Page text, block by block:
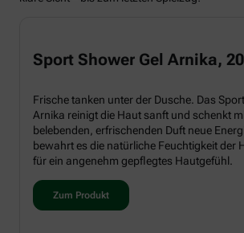
Sport Shower Gel Arnika,
Frische tanken unter der Dusche. Das
Arnika reinigt die Haut sanft und schenkt
belebenden, erfrischenden Duft neue
bewahrt es die natürliche Feuchtigkeit der
für ein angenehm gepflegtes Hautgefühl.
Zum Produkt